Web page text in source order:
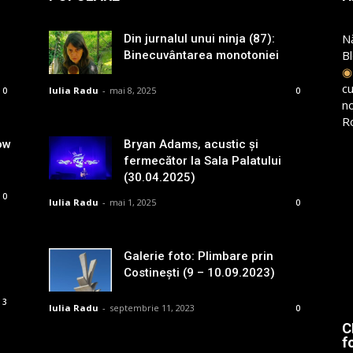
0
0
3
Din jurnalul unui ninja (87):
Binecuvântarea monotoniei
Iulia Radu - mai 8, 2025 0
Bryan Adams, acustic și
fermecător la Sala Palatului
(30.04.2025)
Iulia Radu - mai 1, 2025 0
Galerie foto: Plimbare prin
Costinești (9 – 10.09.2023)
Iulia Radu - septembrie 11, 2023 0